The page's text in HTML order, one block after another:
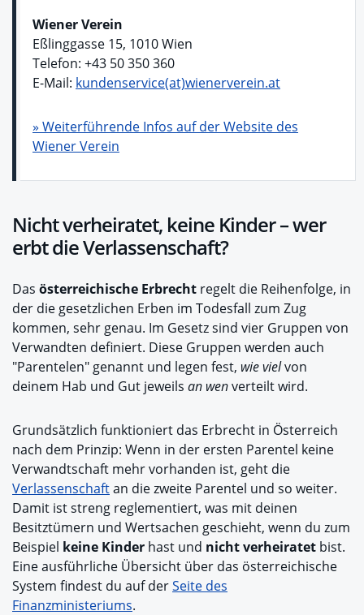
Wiener Verein
Eßlinggasse 15, 1010 Wien
Telefon: +43 50 350 360
E-Mail: kundenservice(at)wienerverein.at
» Weiterführende Infos auf der Website des
Wiener Verein
Nicht verheiratet, keine Kinder – wer
erbt die Verlassenschaft?
Das österreichische Erbrecht regelt die Reihenfolge, in
der die gesetzlichen Erben im Todesfall zum Zug
kommen, sehr genau. Im Gesetz sind vier Gruppen von
Verwandten definiert. Diese Gruppen werden auch
"Parentelen" genannt und legen fest, wie vielvon
deinem Hab und Gut jeweils an wenverteilt wird.
Grundsätzlich funktioniert das Erbrecht in Österreich
nach dem Prinzip: Wenn in der ersten Parentel keine
Verwandtschaft mehr vorhanden ist, geht die
Verlassenschaftan die zweite Parentel und so weiter.
Damit ist streng reglementiert, was mit deinen
Besitztümern und Wertsachen geschieht, wenn du zum
Beispiel keine Kinder hast und nicht verheiratet bist.
Eine ausführliche Übersicht über das österreichische
System findest du auf derSeite des
Finanzministeriums.